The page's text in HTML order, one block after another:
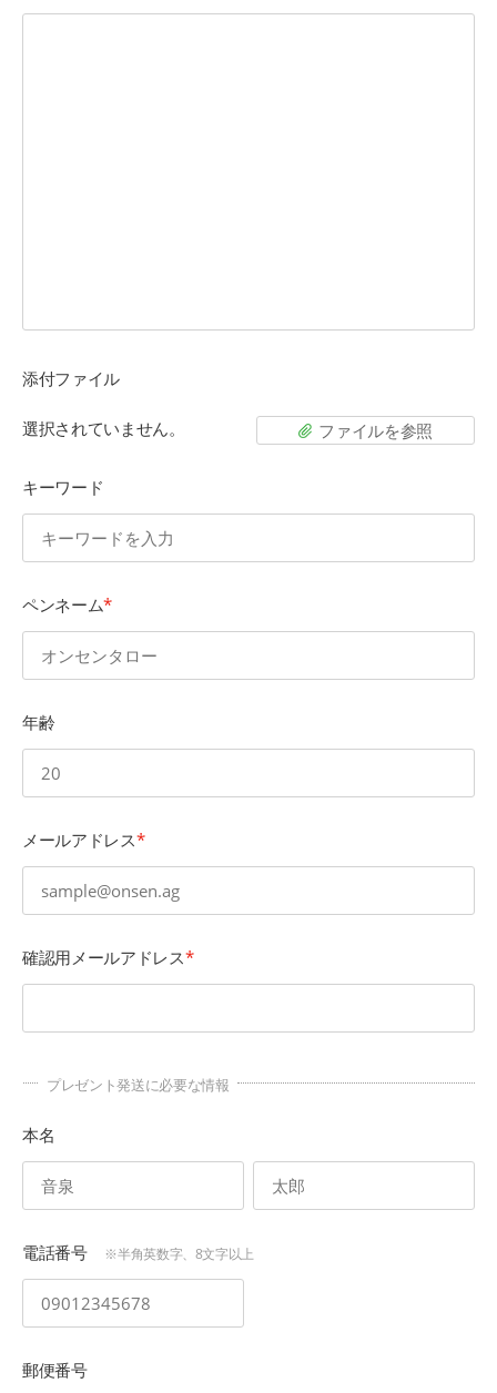
添付ファイル
選択されていません。 ファイルを参照
キーワード
ペンネーム
年齢
メールアドレス
確認用メールアドレス
プレゼント発送に必要な情報
本名
電話番号 ※半角英数字、8文字以上
郵便番号